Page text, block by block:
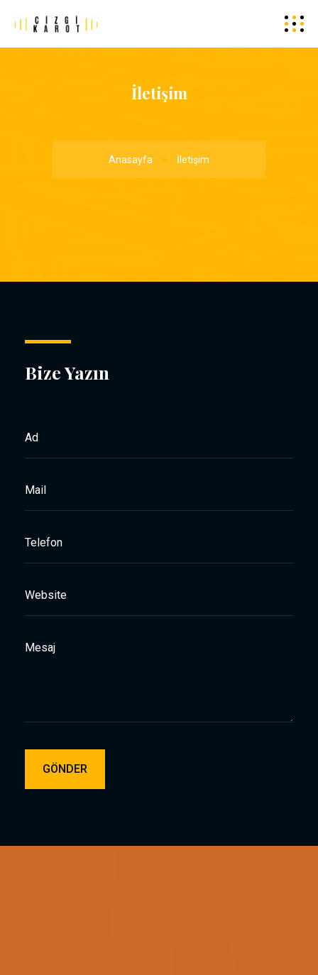
İletişim
Anasayfa İletişim
Bize Yazın